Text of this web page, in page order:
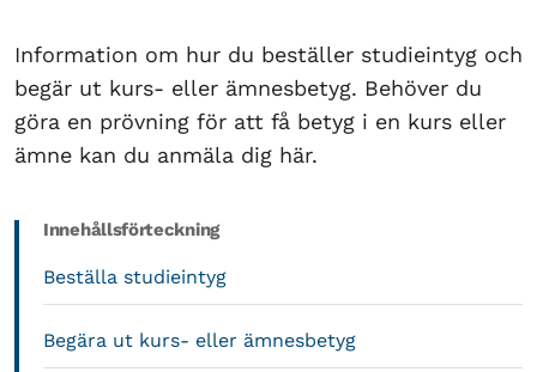
Information om hur du beställer studieintyg och
begär ut kurs- eller ämnesbetyg. Behöver du
göra en prövning för att få betyg i en kurs eller
ämne kan du anmäla dig här.
Innehållsförteckning
Beställa studieintyg
Begära ut kurs- eller ämnesbetyg